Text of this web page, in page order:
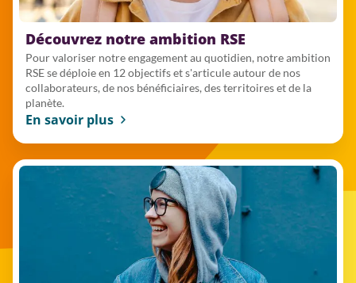
Découvrez notre ambition RSE
Pour valoriser notre engagement au quotidien, notre ambition
RSE se déploie en 12 objectifs et s'articule autour de nos
collaborateurs, de nos bénéficiaires, des territoires et de la
planète.
En savoir plus